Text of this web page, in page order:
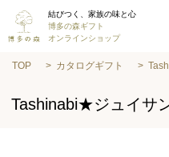
結びつく、家族の味と心
博多の森ギフト
オンラインショップ
TOP カタログギフト
Tashinabi★ジュイサ